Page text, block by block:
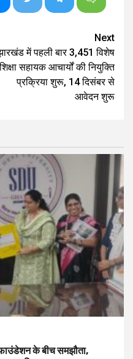
Next
में पहली बार 3,451 विशेष
शिक्षा सहायक आचार्यों की नियुक्ति
प्रक्रिया शुरू, 14 दिसंबर से
आवेदन शुरू
फाउंडेशन के बीच समझौता,